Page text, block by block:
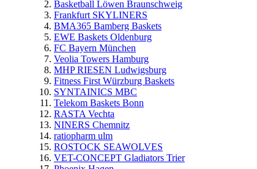
Basketball Löwen Braunschweig
Frankfurt SKYLINERS
BMA365 Bamberg Baskets
EWE Baskets Oldenburg
FC Bayern München
Veolia Towers Hamburg
MHP RIESEN Ludwigsburg
Fitness First Würzburg Baskets
SYNTAINICS MBC
Telekom Baskets Bonn
RASTA Vechta
NINERS Chemnitz
ratiopharm ulm
ROSTOCK SEAWOLVES
VET-CONCEPT Gladiators Trier